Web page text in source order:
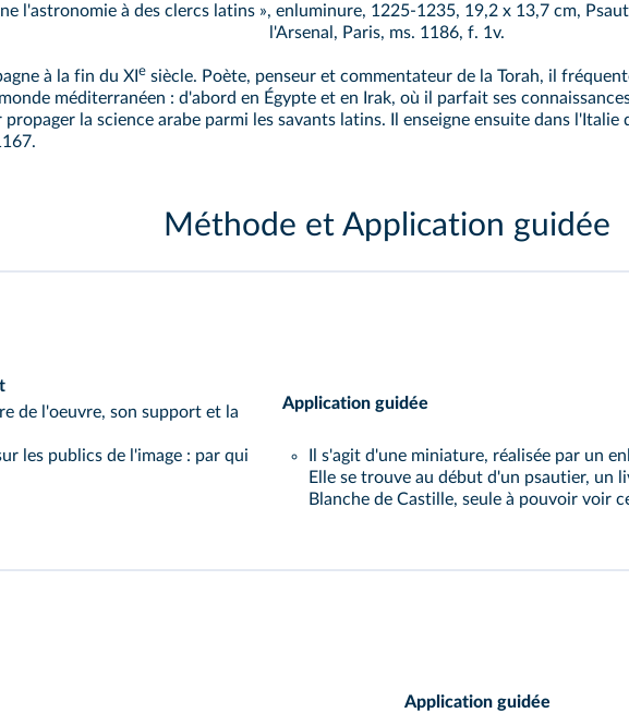
l'astronomie à des clercs latins », enluminure, 1225-1235, 19,2 x 13,7 cm,
l'Arsenal, Paris, ms. 1186, f. 1v.
à la fin du XI e siècle. Poète, penseur et commentateur de la Torah, il
méditerranéen : d'abord en Égypte et en Irak, où il parfait ses
la science arabe parmi les savants latins. Il enseigne ensuite dans
Méthode et Application guidée
de l'oeuvre, son support et la
les publics de l'image : par qui
Application guidée
Il s'agit d'une miniature, réalisée par un
Elle se trouve au début d'un psautier, un
Blanche de Castille, seule à pouvoir voir
Application guidée